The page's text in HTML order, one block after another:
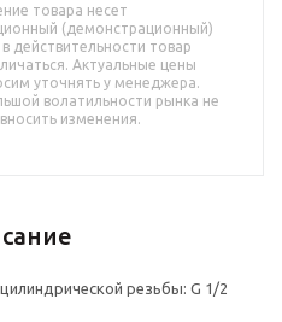
товара несет
(демонстрационный)
действительности товар
Актуальные цены
уточнять у менеджера.
волатильности рынка не
изменения.
резьбы: G 1/2